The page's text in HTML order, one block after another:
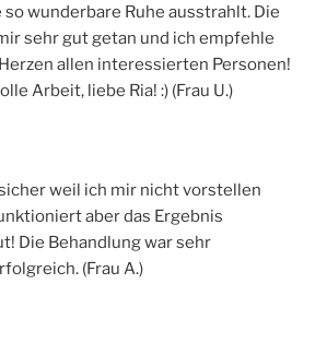
so wunderbare Ruhe ausstrahlt. Die
sehr gut getan und ich empfehle
allen interessierten Personen!
Arbeit, liebe Ria! :) (Frau U.)
weil ich mir nicht vorstellen
aber das Ergebnis
Die Behandlung war sehr
(Frau A.)